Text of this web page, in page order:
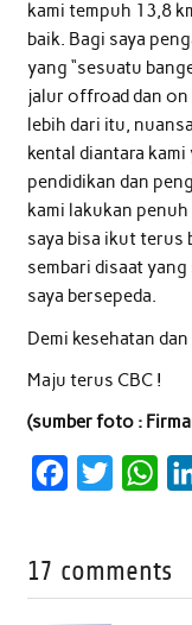
kami tempuh 13,8
baik. Bagi saya
yang “sesuatu
jalur offroad dan
lebih dari itu,
kental diantara
pendidikan dan
kami lakukan
saya bisa ikut terus
sembari disaat
saya bersepeda.
Demi kesehatan
Maju terus CBC !
(sumber foto :
e
t
W
t
17 comments